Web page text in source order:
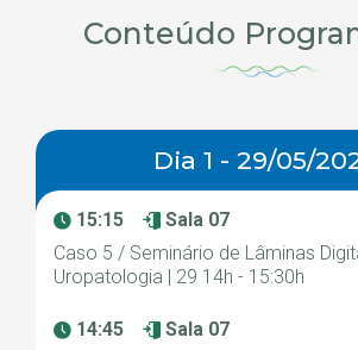
Conteúdo
Dia 1 - 29/05/
15:15
Sala 07
Caso 5 / Seminário de Lâminas
Uropatologia | 29 14h - 15:30h
14:45
Sala 07